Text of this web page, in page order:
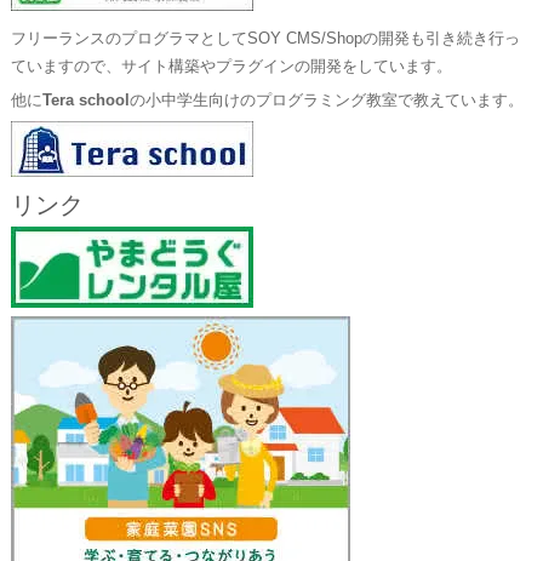
フリーランスのプログラマとしてSOY CMS/Shopの開発も引き続き行っ
ていますので、サイト構築やプラグインの開発をしています。
他にTera school の小中学生向けのプログラミング教室で教えています。
リンク